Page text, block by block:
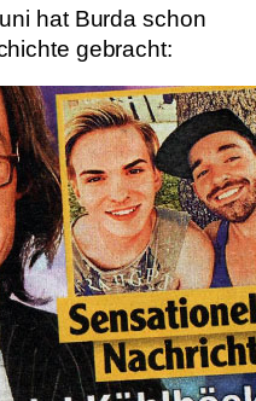
hat Burda schon
gebracht: